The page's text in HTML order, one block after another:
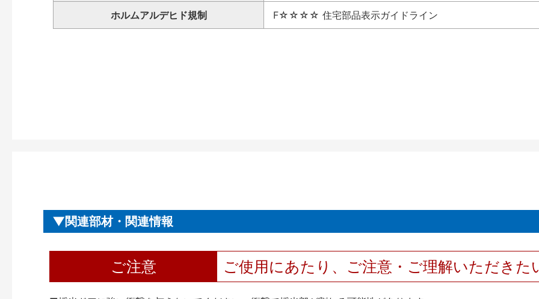
ホルムアルデヒド規制 F☆☆☆☆ 住宅部品表示ガイドライン
関連部材・関連情報
ご注意 ご使用にあたり、ご注意・ご理解いただきた